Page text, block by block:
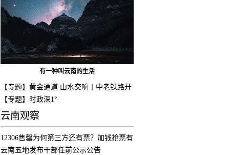
有一种叫云南的生活
【专题】黄金通道 山水交响丨中老铁路开
通
【专题】时政深1°
云南观察
12306售罄为何第三方还有票？加钱抢票有
用
云南五地发布干部任前公示公告